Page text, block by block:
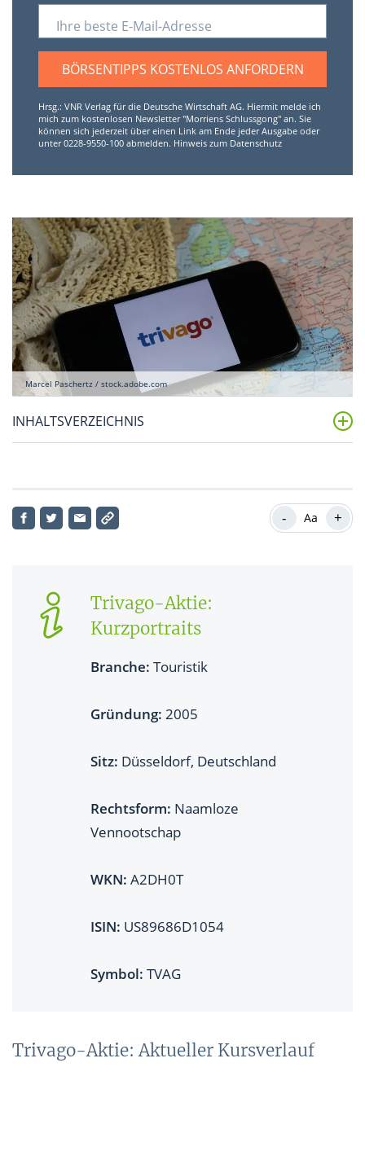
Ihre beste E-Mail-Adresse
BÖRSENTIPPS KOSTENLOS ANFORDERN
Hrsg.: VNR Verlag für die Deutsche Wirtschaft AG. Hiermit melde ich
mich zum kostenlosen Newsletter "Morriens Schlussgong" an. Sie
können sich jederzeit über einen Link am Ende jeder Ausgabe oder
unter 0228-9550-100 abmelden. Hinweis zum Datenschutz
Marcel Paschertz / stock.adobe.com
INHALTSVERZEICHNIS
- Aa +
Trivago-Aktie:
Kurzportraits
Branche: Touristik
Gründung: 2005
Sitz: Düsseldorf, Deutschland
Rechtsform: Naamloze
Vennootschap
WKN: A2DH0T
ISIN: US89686D1054
Symbol: TVAG
Trivago-Aktie: Aktueller Kursverlauf